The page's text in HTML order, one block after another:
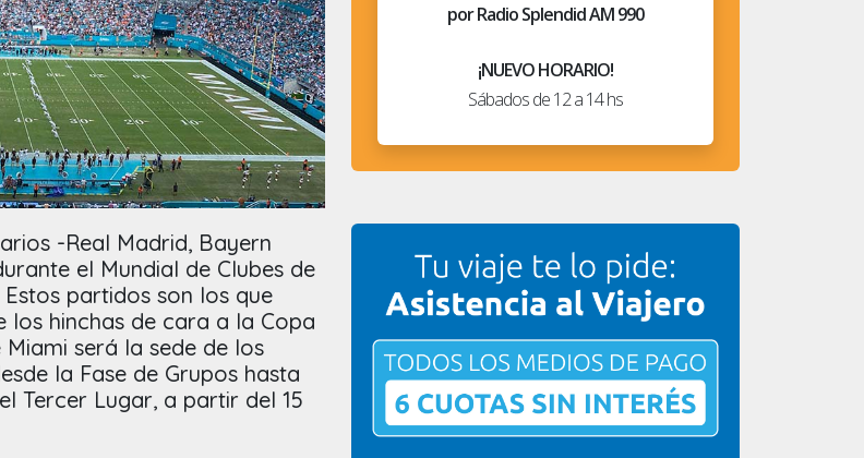
-Real Madrid, Bayern
el Mundial de Clubes de
partidos son los que
los hinchas de cara a la Copa
será la sede de los
la Fase de Grupos hasta
Tercer Lugar, a partir del 15
por Radio Splendid AM 990
¡NUEVO HORARIO!
Sábados de 12 a 14 hs